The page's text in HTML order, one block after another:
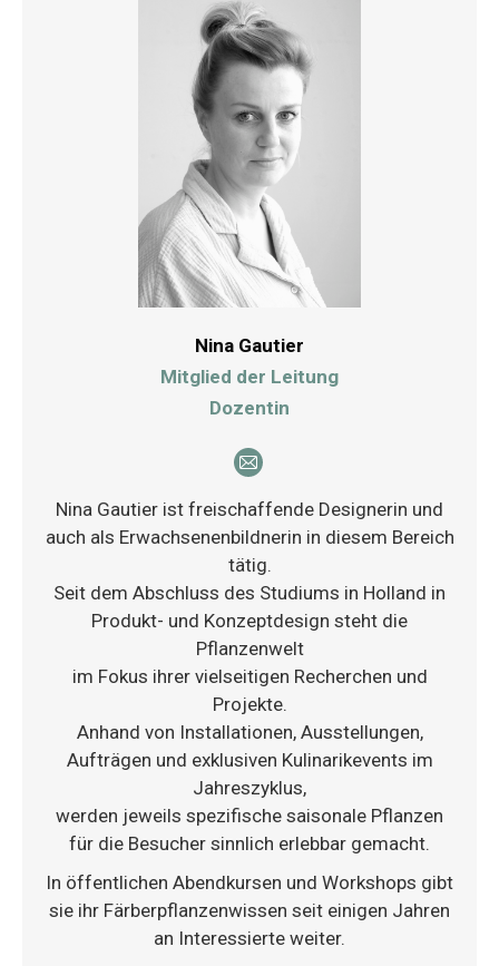
Nina Gautier
Mitglied der Leitung
Dozentin
Nina Gautier ist freischaffende Designerin und
auch als Erwachsenenbildnerin in diesem Bereich
tätig.
Seit dem Abschluss des Studiums in Holland in
Produkt- und Konzeptdesign steht die
Pflanzenwelt
im Fokus ihrer vielseitigen Recherchen und
Projekte.
Anhand von Installationen, Ausstellungen,
Aufträgen und exklusiven Kulinarikevents im
Jahreszyklus,
werden jeweils spezifische saisonale Pflanzen
für die Besucher sinnlich erlebbar gemacht.
In öffentlichen Abendkursen und Workshops gibt
sie ihr Färberpflanzenwissen seit einigen Jahren
an Interessierte weiter.
E-
mail